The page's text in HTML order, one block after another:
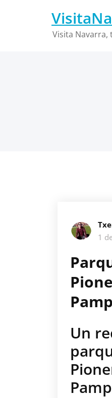
Visita Navarra,
1
Un